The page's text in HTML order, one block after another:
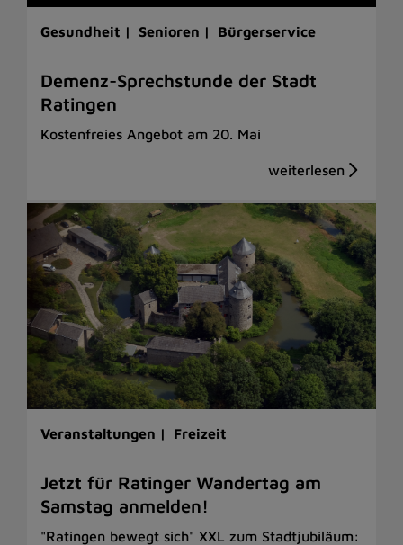
Gesundheit | Senioren | Bürgerservice
Demenz-Sprechstunde der Stadt
Ratingen
Kostenfreies Angebot am 20. Mai
Veranstaltungen | Freizeit
Jetzt für Ratinger Wandertag am
Samstag anmelden!
"Ratingen bewegt sich" XXL zum Stadtjubiläum: